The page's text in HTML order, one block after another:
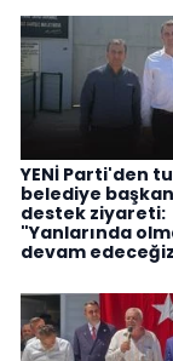
YENİ Parti'den
belediye
destek ziyareti:
"Yanlarında
devam